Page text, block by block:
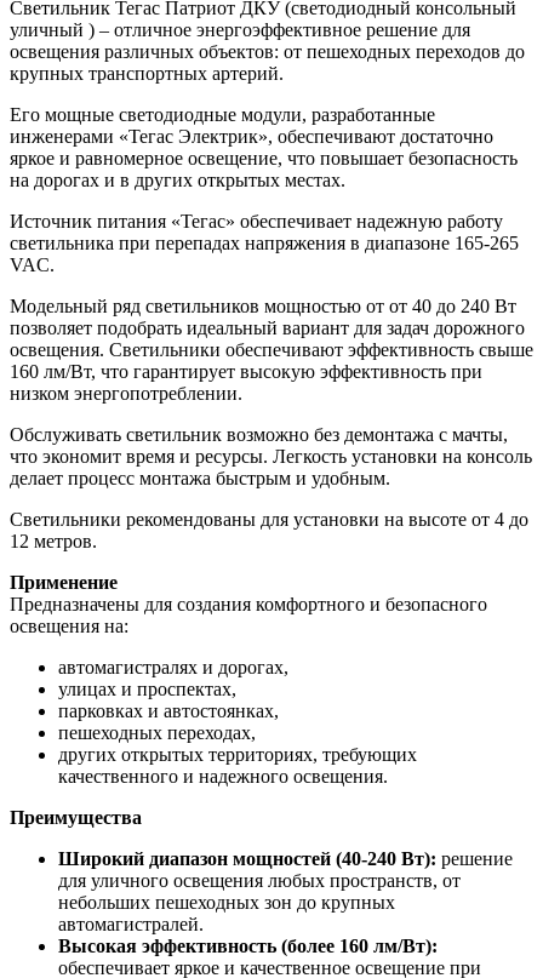
Светильник Тегас Патриот ДКУ (светодиодный консольный
уличный ) – отличное энергоэффективное решение для
освещения различных объектов: от пешеходных переходов до
крупных транспортных артерий.
Его мощные светодиодные модули, разработанные
инженерами «Тегас Электрик», обеспечивают достаточно
яркое и равномерное освещение, что повышает безопасность
на дорогах и в других открытых местах.
Источник питания «Тегас» обеспечивает надежную работу
светильника при перепадах напряжения в диапазоне 165-265
VAC.
Модельный ряд светильников мощностью от от 40 до 240 Вт
позволяет подобрать идеальный вариант для задач дорожного
освещения. Светильники обеспечивают эффективность свыше
160 лм/Вт, что гарантирует высокую эффективность при
низком энергопотреблении.
Обслуживать светильник возможно без демонтажа с мачты,
что экономит время и ресурсы. Легкость установки на консоль
делает процесс монтажа быстрым и удобным.
Светильники рекомендованы для установки на высоте от 4 до
12 метров.
Применение
Предназначены для создания комфортного и безопасного
освещения на:
автомагистралях и дорогах,
улицах и проспектах,
парковках и автостоянках,
пешеходных переходах,
других открытых территориях, требующих
качественного и надежного освещения.
Преимущества
Широкий диапазон мощностей (40-240 Вт): решение
для уличного освещения любых пространств, от
небольших пешеходных зон до крупных
автомагистралей.
Высокая эффективность (более 160 лм/Вт):
обеспечивает яркое и качественное освещение при